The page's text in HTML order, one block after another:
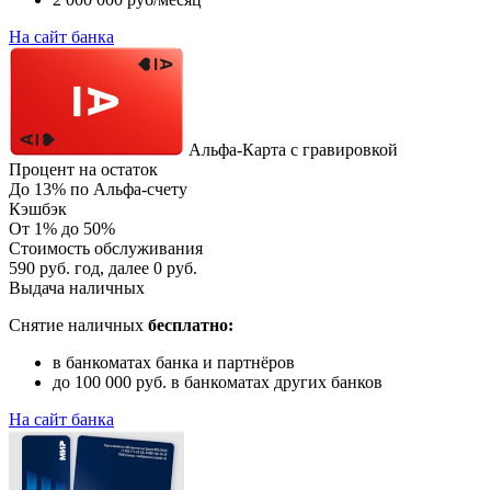
На сайт банка
Альфа-Карта с гравировкой
Процент на остаток
До 13% по Альфа-счету
Кэшбэк
От 1% до 50%
Стоимость обслуживания
590 руб. год, далее 0 руб.
Выдача наличных
Снятие наличных бесплатно:
в банкоматах банка и партнёров
до 100 000 руб. в банкоматах других банков
На сайт банка